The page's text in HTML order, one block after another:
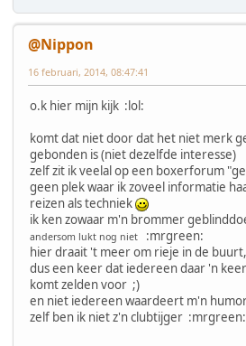
@Nippon
16 februari, 2014, 08:47:41
o.k hier mijn kijk :lol:
komt dat niet door dat het niet merk
gebonden is (niet dezelfde interesse)
zelf zit ik veelal op een boxerforum
geen plek waar ik zoveel informatie
reizen als techniek
ik ken zowaar m'n brommer
andersom lukt nog niet
:mrgreen:
hier draait 't meer om rieje in de
dus een keer dat iedereen daar 'n
komt zelden voor ;)
en niet iedereen waardeert m'n
zelf ben ik niet z'n clubtijger :mrgreen: